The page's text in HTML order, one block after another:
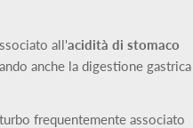
all'acidità di stomaco
anche la digestione gastrica
frequentemente associato